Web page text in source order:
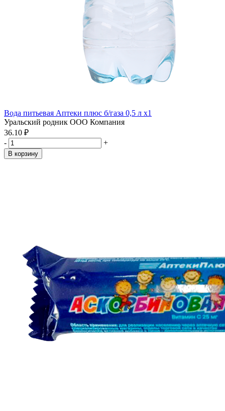
Вода питьевая Аптеки плюс б/газа 0,5 л x1
Уральский родник ООО Компания
36.10 ₽
-
+
В корзину